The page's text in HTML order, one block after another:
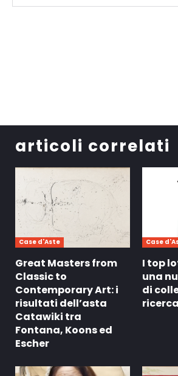
articoli correlati
Case d'Aste
Great Masters from
Classic to
Contemporary Art: i
risultati dell’asta
Catawiki tra
Fontana, Koons ed
Escher
Case
I top
una
di
ricerca